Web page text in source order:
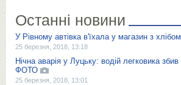
Останні новини
У Рівному автівка в'їхала у магазин з хлібом
25 березня, 2018, 13:18
Нічна аварія у Луцьку: водій легковика
ФОТО
25 березня, 2018, 13:01